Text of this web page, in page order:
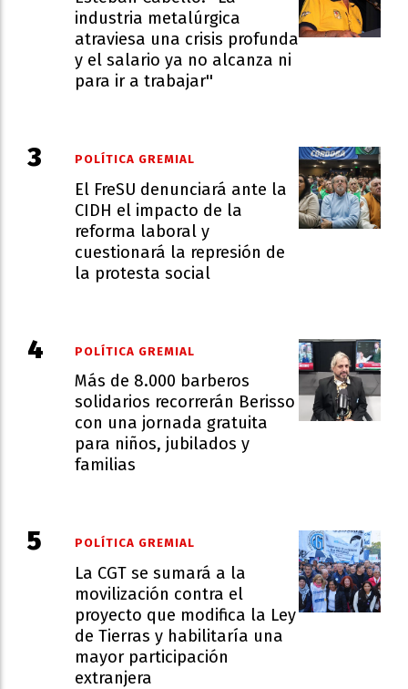
industria metalúrgica
atraviesa una crisis profunda
y el salario ya no alcanza ni
para ir a trabajar''
El FreSU denunciará ante la
CIDH el impacto de la
reforma laboral y
cuestionará la represión de
la protesta social
POLÍTICA GREMIAL
Más de 8.000 barberos
solidarios recorrerán Berisso
con una jornada gratuita
para niños, jubilados y
familias
POLÍTICA GREMIAL
La CGT se sumará a la
movilización contra el
proyecto que modifica la Ley
de Tierras y habilitaría una
mayor participación
extranjera
POLÍTICA GREMIAL